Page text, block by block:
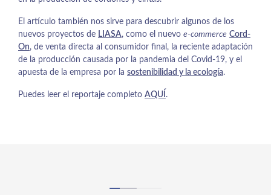
El artículo también nos sirve para descubrir algunos de los
nuevos proyectos de LIASA, como el nuevo e-commerce Cord-
On, de venta directa al consumidor final, la reciente adaptación
de la producción causada por la pandemia del Covid-19, y el
apuesta de la empresa por la sostenibilidad y la ecología.
Puedes leer el reportaje completo AQUÍ .